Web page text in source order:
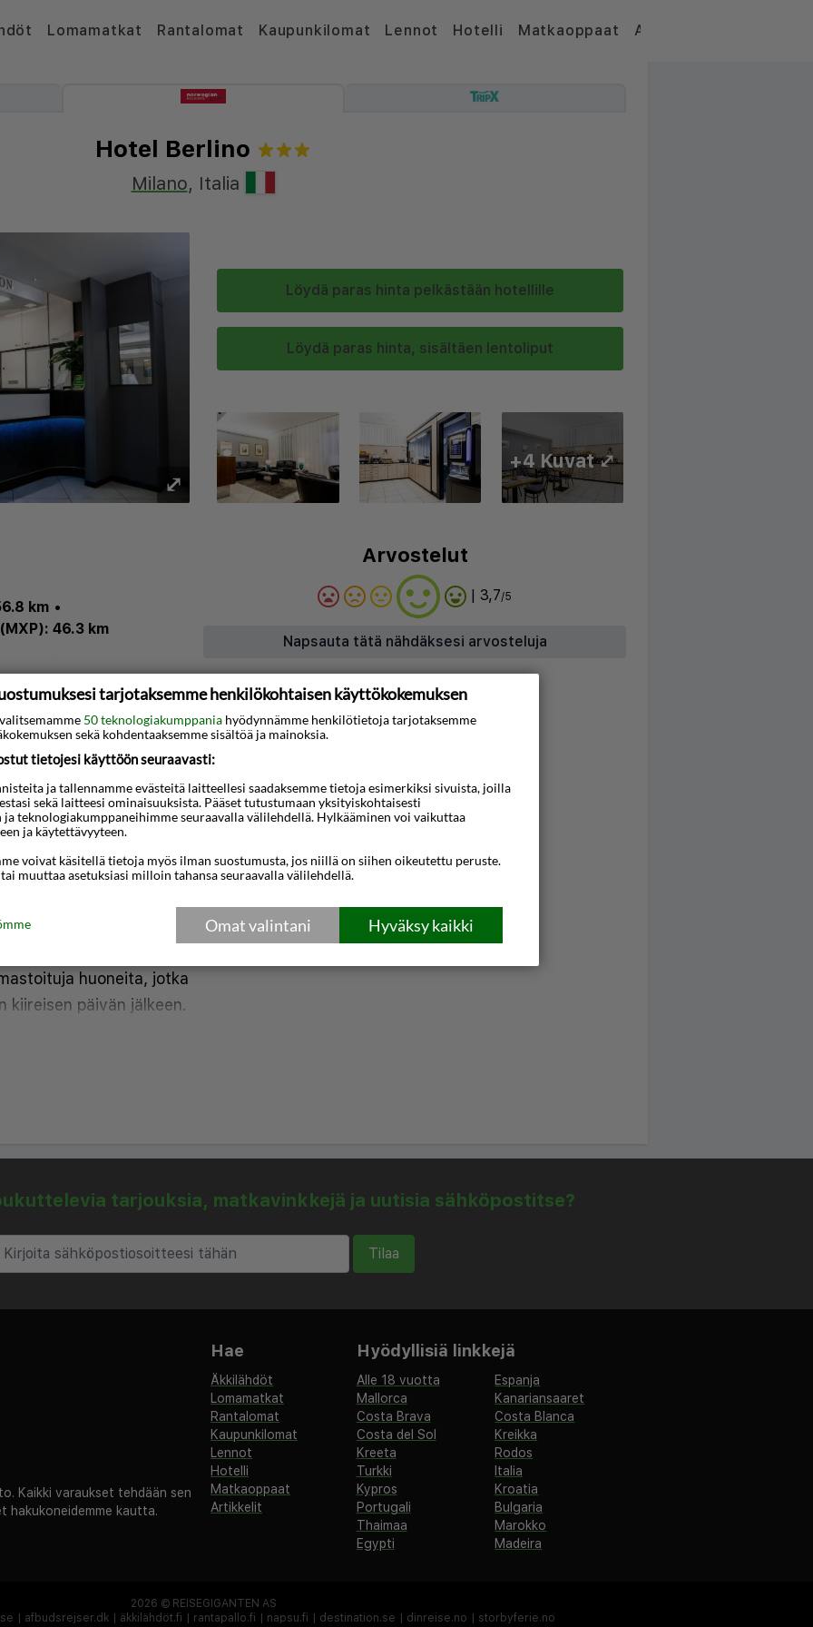
Lomamatkat Rantalomat Kaupunkilomat Lennot Hotelli Matkaoppaat Artikkelit
Hotel Berlino
Milano, Italia
⤢
Löydä paras hinta pelkästään hotellille
Löydä paras hinta, sisältäen lentoliput
+4 Kuvat ⤢
km •
46.3 km
Arvostelut
| 3,7/5
Napsauta tätä nähdäksesi arvosteluja
oleskelun Milanossa,
ja suuria
hotelli on
että
pääsyn kaupungin
ja vilkkaaseen
huoneita, jotka
kiireisen päivän jälkeen.
kylpyhuone
kirkkaassa
tuoreita leivonnaisia,
24 tunnin
ja
mukavuuksia,
pesulapalvelut ja
tai
Milanossa
erinomaisessa
Kartta
tarjouksia, matkavinkkejä ja uutisia sähköpostitse?
Tilaa
Kaikki varaukset tehdään sen
hakukoneidemme kautta.
Hae
Äkkilähdöt
Lomamatkat
Rantalomat
Kaupunkilomat
Lennot
Hotelli
Matkaoppaat
Artikkelit
Hyödyllisiä linkkejä
Alle 18 vuotta
Espanja
Mallorca
Kanariansaaret
Costa Brava
Costa Blanca
Costa del Sol
Kreikka
Kreeta
Rodos
Turkki
Italia
Kypros
Kroatia
Portugali
Bulgaria
Thaimaa
Marokko
Egypti
Madeira
2026 © REISEGIGANTEN AS
afbudsrejser.dk äkkilähdöt.fi rantapallo.fi napsu.fi destination.se dinreise.no storbyferie.no
tarjotaksemme henkilökohtaisen käyttökokemuksen
50 teknologiakumppania hyödynnämme henkilötietoja tarjotaksemme
sekä kohdentaaksemme sisältöä ja mainoksia.
tietojesi käyttöön seuraavasti:
ja tallennamme evästeitä laitteellesi saadaksemme tietoja esimerkiksi sivuista, joilla
sekä laitteesi ominaisuuksista. Pääset tutustumaan yksityiskohtaisesti
teknologiakumppaneihimme seuraavalla välilehdellä. Hylkääminen voi vaikuttaa
ja käytettävyyteen.
voivat käsitellä tietoja myös ilman suostumusta, jos niillä on siihen oikeutettu peruste.
muuttaa asetuksiasi milloin tahansa seuraavalla välilehdellä.
Hyväksy kaikki
Omat valintani